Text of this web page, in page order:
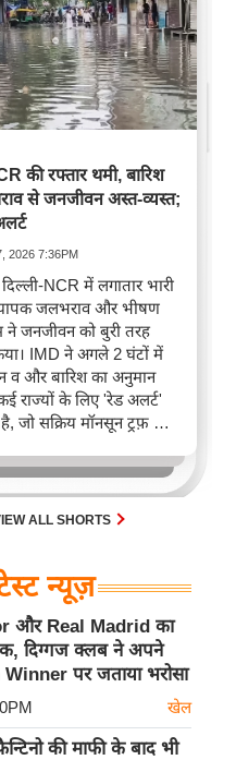
की रफ्तार थमी, बारिश
से जनजीवन अस्त-व्यस्त;
2026 7:36PM
NCR में लगातार भारी
जलभराव और भीषण
ने जनजीवन को बुरी तरह
IMD ने अगले 2 घंटों में
व और बारिश का अनुमान
राज्यों के लिए 'रेड अलर्ट'
है, जो सक्रिय मॉनसून ट्रफ़ और
बाधित होने के साथ-साथ
में भी जलभराव की
ALL SHORTS
न्यूज़
और Real Madrid का
दिग्गज क्लब ने अपने
पर जताया भरोसा
खेल
की माफी के बाद भी